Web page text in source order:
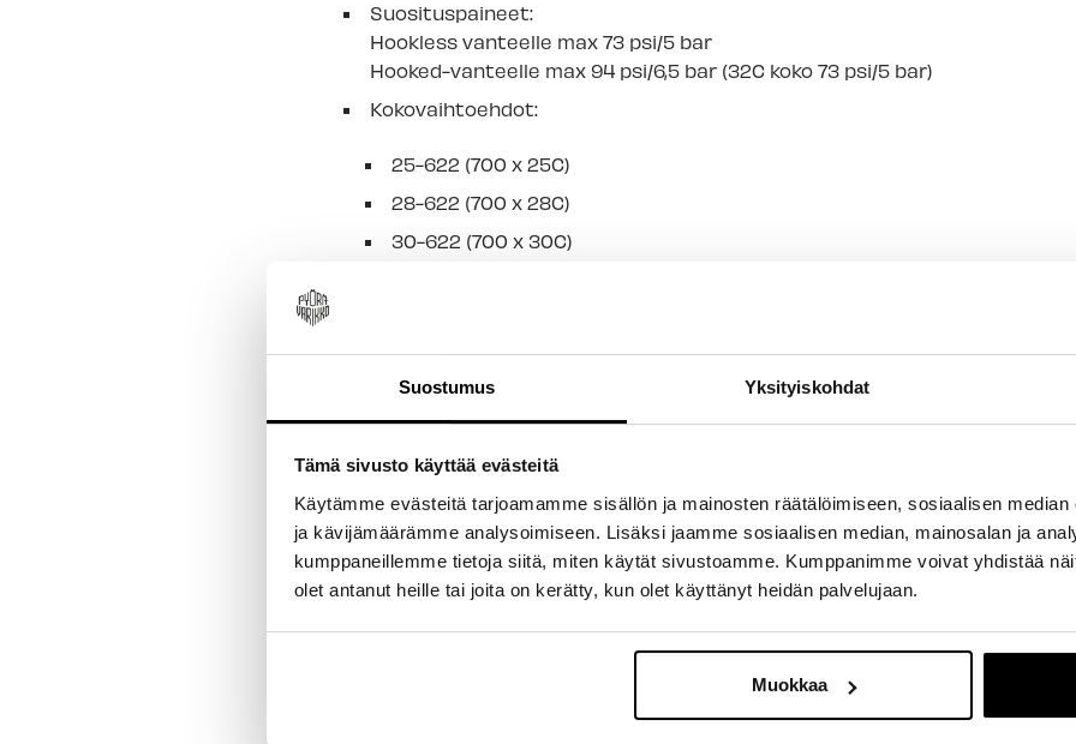
Suostumus Yksityiskohdat
Tämä sivusto käyttää evästeitä
Käytämme evästeitä tarjoamamme sisällön ja mainosten räätälöimiseen, sosiaalisen
ja kävijämäärämme analysoimiseen. Lisäksi jaamme sosiaalisen median, mainosalan ja
kumppaneillemme tietoja siitä, miten käytät sivustoamme. Kumppanimme voivat yhdistää
olet antanut heille tai joita on kerätty, kun olet käyttänyt heidän palvelujaan.
Muokkaa
Suosituspaineet:
Hookless vanteelle max 73 psi/5 bar
Hooked-vanteelle max 94 psi/6,5 bar (32C koko73 psi/5 bar)
Kokovaihtoehdot:
25-622 (700 x 25C)
28-622 (700 x 28C)
30-622 (700 x 30C)
LISÄTIEDOT
Ensiasennuksessa suosittelemme käyttämään vähintään 30 ml Conti
rengasta kohden. Pyöritä sitten rengasta (pyörää) jotta Conti RevoSealant
tasaisesti renkaan sisällä. Tämän jälkeen pumppaa ilmaa sallittuun